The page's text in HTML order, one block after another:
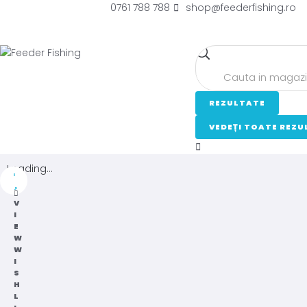
0761 788 788 shop@feederfishing.ro
REZULTATE
VEDEȚI TOATE
V
I
E
W
W
I
S
H
L
Loading...